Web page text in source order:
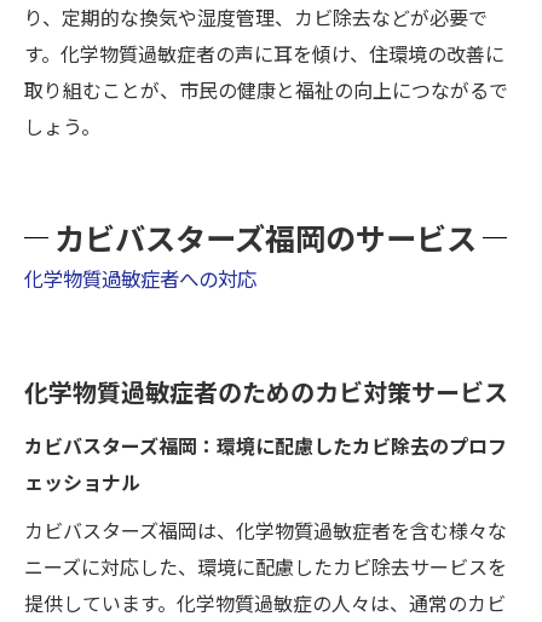
り、定期的な換気や湿度管理、カビ除去などが必要で
す。化学物質過敏症者の声に耳を傾け、住環境の改善に
取り組むことが、市民の健康と福祉の向上につながるで
しょう。
カビバスターズ福岡のサービス
化学物質過敏症者への対応
化学物質過敏症者のためのカビ対策サービス
カビバスターズ福岡：環境に配慮したカビ除去のプロフ
ェッショナル
カビバスターズ福岡は、化学物質過敏症者を含む様々な
ニーズに対応した、環境に配慮したカビ除去サービスを
提供しています。化学物質過敏症の人々は、通常のカビ